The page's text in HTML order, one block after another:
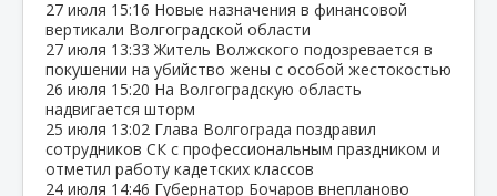
27 июля 15:16 Новые назначения в финансовой
вертикали Волгоградской области
27 июля 13:33 Житель Волжского подозревается в
покушении на убийство жены с особой жестокостью
26 июля 15:20 На Волгоградскую область
надвигается шторм
25 июля 13:02 Глава Волгограда поздравил
сотрудников СК с профессиональным праздником и
отметил работу кадетских классов
24 июля 14:46 Губернатор Бочаров внепланово